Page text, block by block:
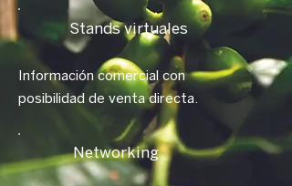
Stands virtuales
Información comercial con
posibilidad de venta directa.
Networking